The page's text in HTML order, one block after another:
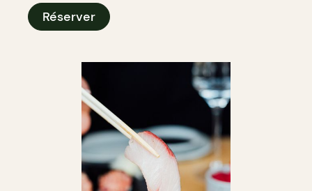
Réserver